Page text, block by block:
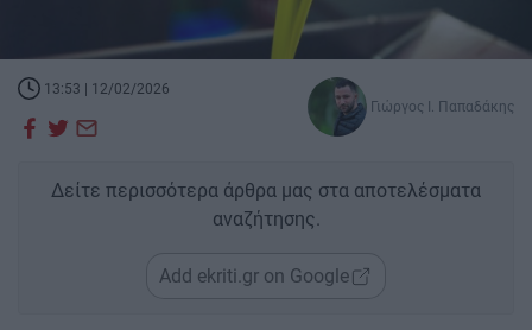
13:53 | 12/02/2026
Γιώργος Ι. Παπαδάκης
Δείτε περισσότερα άρθρα μας στα αποτελέσματα
αναζήτησης.
Add ekriti.gr on Google